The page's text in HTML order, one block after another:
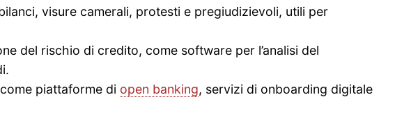
visure camerali, protesti e pregiudizievoli, utili per
del rischio di credito, come software per l’analisi del
piattaforme di open banking, servizi di onboarding digitale